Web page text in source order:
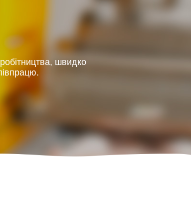
швидко